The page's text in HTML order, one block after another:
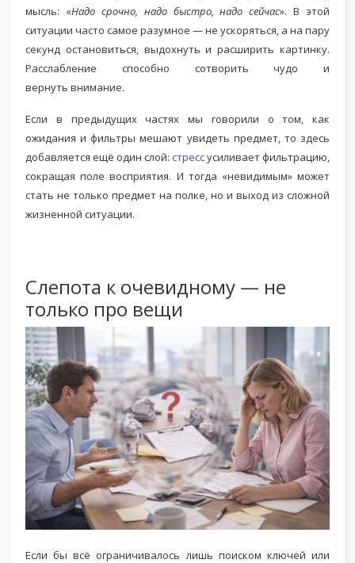
мысль: «Надо срочно, надо быстро, надо сейчас». В этой
ситуации часто самое разумное — не ускоряться, а на пару
секунд остановиться, выдохнуть и расширить картинку.
Расслабление способно сотворить чудо и
вернуть внимание.
Если в предыдущих частях мы говорили о том, как
ожидания и фильтры мешают увидеть предмет, то здесь
добавляется ещё один слой: стрессусиливает фильтрацию,
сокращая поле восприятия. И тогда «невидимым» может
стать не только предмет на полке, но и выход из сложной
жизненной ситуации.
Слепота к очевидному — не
только про вещи
Если бы всё ограничивалось лишь поиском ключей или